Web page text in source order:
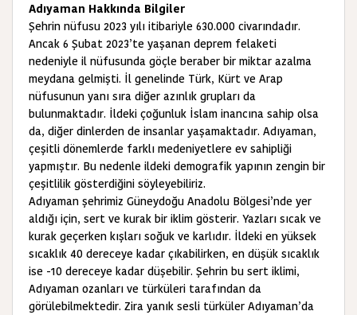
Adıyaman Hakkında Bilgiler
Şehrin nüfusu 2023 yılı itibariyle 630.000 civarındadır.
Ancak 6 Şubat 2023’te yaşanan deprem felaketi
nedeniyle il nüfusunda göçle beraber bir miktar azalma
meydana gelmişti. İl genelinde Türk, Kürt ve Arap
nüfusunun yanı sıra diğer azınlık grupları da
bulunmaktadır. İldeki çoğunluk İslam inancına sahip olsa
da, diğer dinlerden de insanlar yaşamaktadır. Adıyaman,
çeşitli dönemlerde farklı medeniyetlere ev sahipliği
yapmıştır. Bu nedenle ildeki demografik yapının zengin bir
çeşitlilik gösterdiğini söyleyebiliriz.
Adıyaman şehrimiz Güneydoğu Anadolu Bölgesi’nde yer
aldığı için, sert ve kurak bir iklim gösterir. Yazları sıcak ve
kurak geçerken kışları soğuk ve karlıdır. İldeki en yüksek
sıcaklık 40 dereceye kadar çıkabilirken, en düşük sıcaklık
ise -10 dereceye kadar düşebilir. Şehrin bu sert iklimi,
Adıyaman ozanları ve türküleri tarafından da
görülebilmektedir. Zira yanık sesli türküler Adıyaman’da